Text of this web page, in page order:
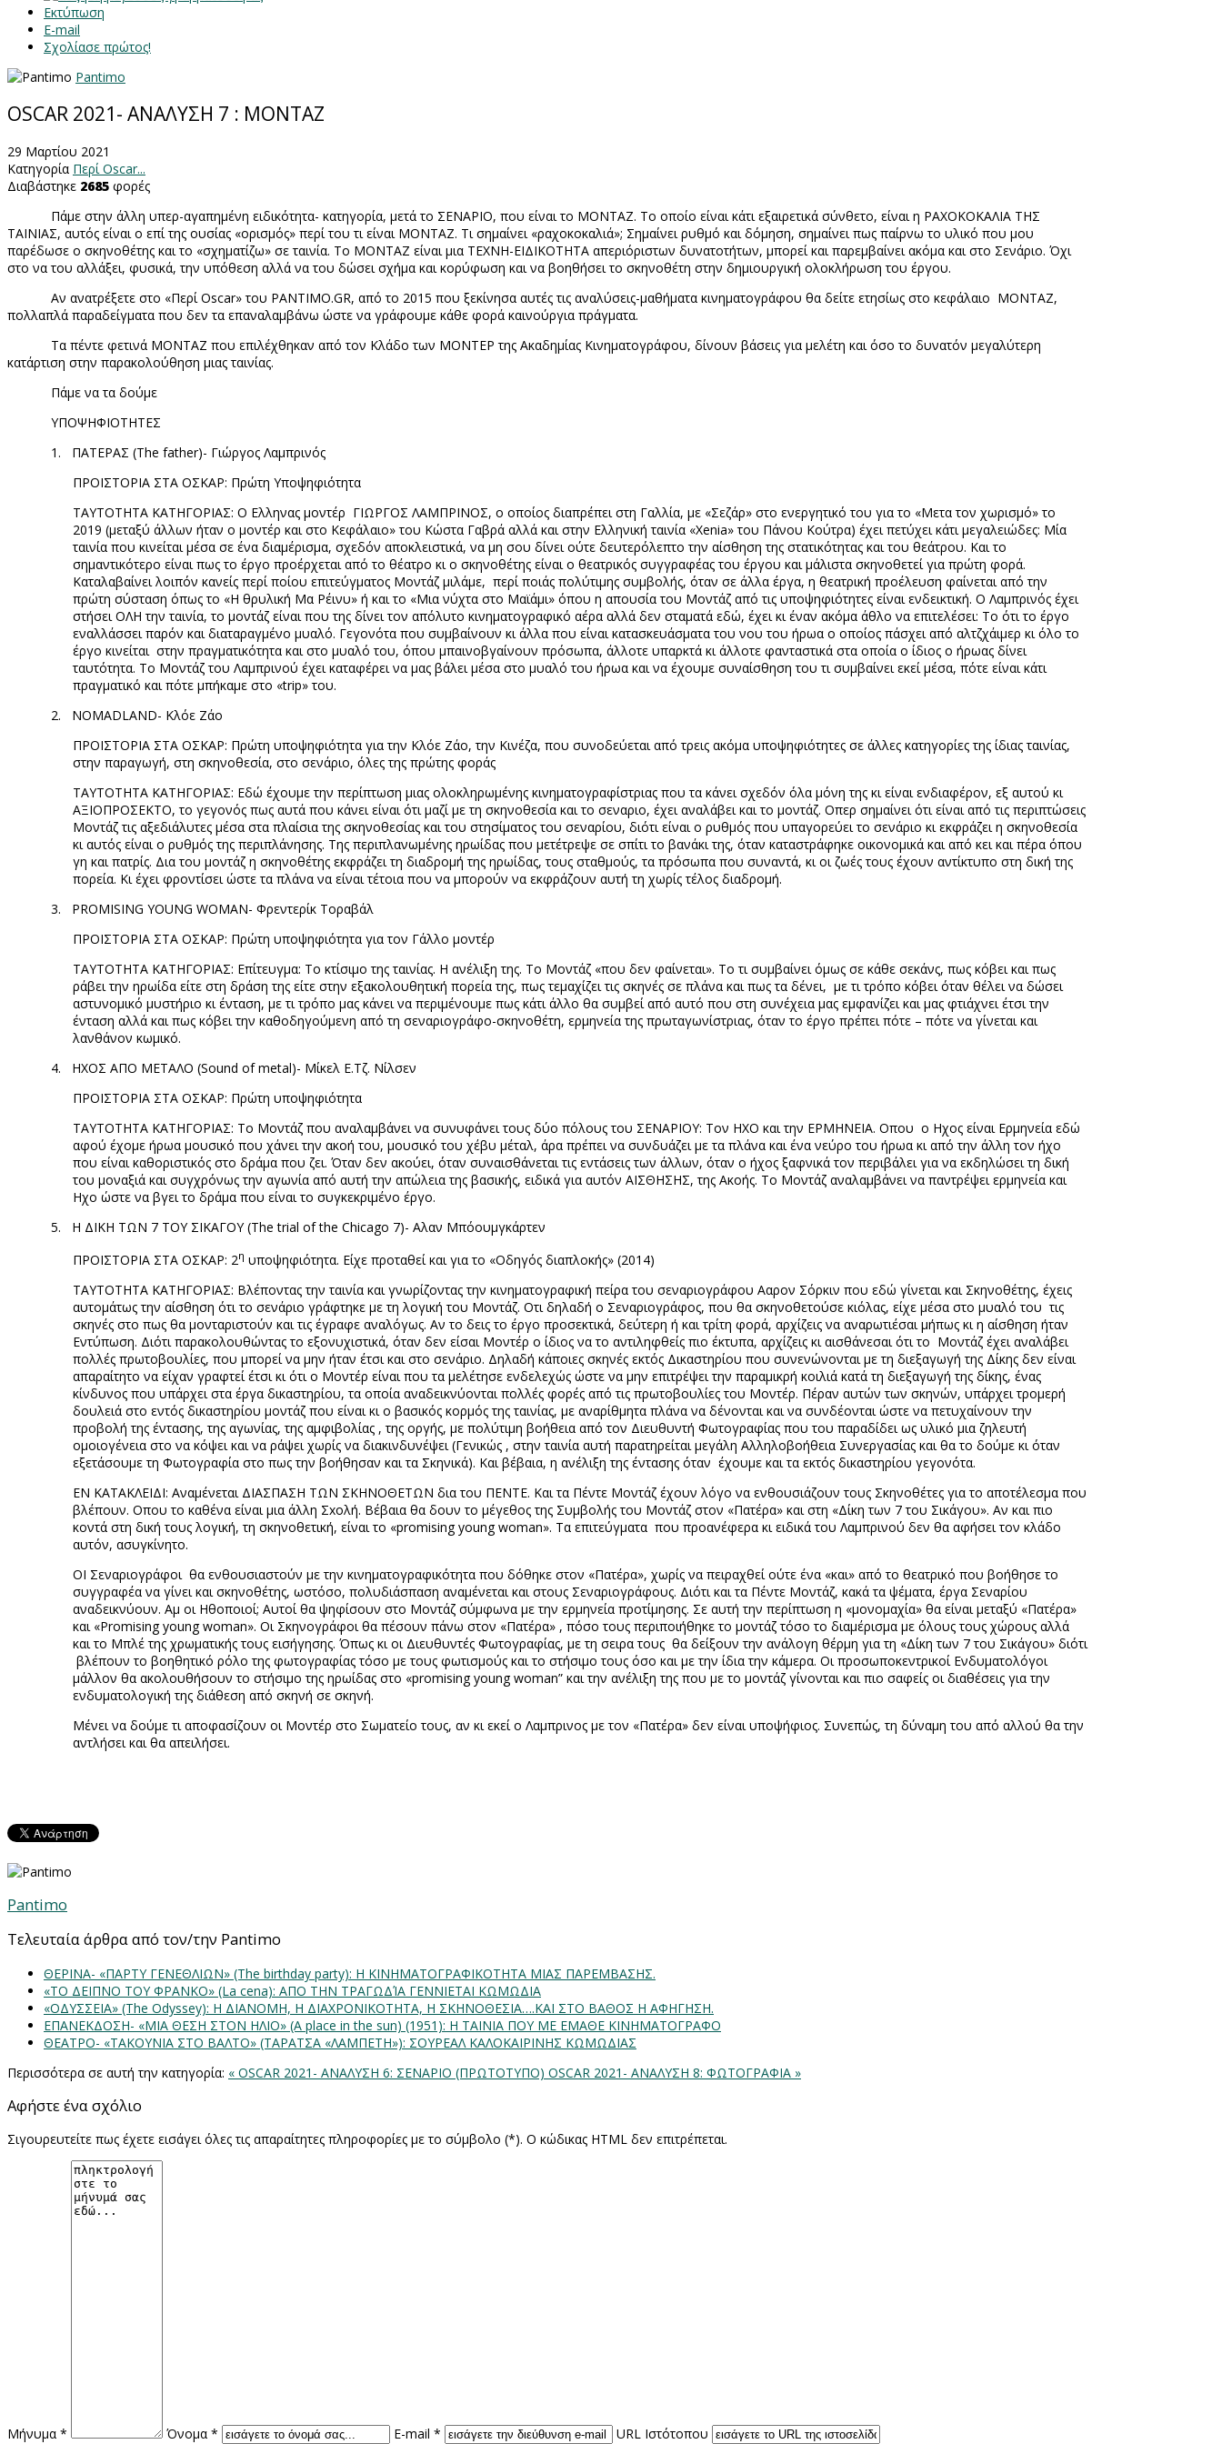
Εκτύπωση
E-mail
Σχολίασε πρώτος!
Pantimo
OSCAR 2021- ΑΝΑΛΥΣΗ 7 : ΜΟΝΤΑΖ
29 Μαρτίου 2021
Κατηγορία Περί Oscar...
Διαβάστηκε 2685 φορές
Πάμε στην άλλη υπερ-αγαπημένη ειδικότητα- κατηγορία, μετά το ΣΕΝΑΡΙΟ, που είναι το ΜΟΝΤΑΖ. Το οποίο είναι κάτι εξαιρετικά σύνθετο, είναι η ΡΑΧΟΚΟΚΑΛΙΑ ΤΗΣ
ΤΑΙΝΙΑΣ, αυτός είναι ο επί της ουσίας «ορισμός» περί του τι είναι ΜΟΝΤΑΖ. Τι σημαίνει «ραχοκοκαλιά»; Σημαίνει ρυθμό και δόμηση, σημαίνει πως παίρνω το υλικό που μου
παρέδωσε ο σκηνοθέτης και το «σχηματίζω» σε ταινία. Το ΜΟΝΤΑΖ είναι μια ΤΕΧΝΗ-ΕΙΔΙΚΟΤΗΤΑ απεριόριστων δυνατοτήτων, μπορεί και παρεμβαίνει ακόμα και στο Σενάριο. Όχι
στο να του αλλάξει, φυσικά, την υπόθεση αλλά να του δώσει σχήμα και κορύφωση και να βοηθήσει το σκηνοθέτη στην δημιουργική ολοκλήρωση του έργου.
Αν ανατρέξετε στο «ΠερίOscar» του PANTIMO.GR, από το 2015 που ξεκίνησα αυτές τις αναλύσεις-μαθήματα κινηματογράφου θα δείτε ετησίως στο κεφάλαιο ΜΟΝΤΑΖ,
πολλαπλά παραδείγματα που δεν τα επαναλαμβάνω ώστε να γράφουμε κάθε φορά καινούργια πράγματα.
Τα πέντε φετινά ΜΟΝΤΑΖ που επιλέχθηκαν από τον Κλάδο των ΜΟΝΤΕΡ της Ακαδημίας Κινηματογράφου, δίνουν βάσεις για μελέτη και όσο το δυνατόν μεγαλύτερη
κατάρτιση στην παρακολούθηση μιας ταινίας.
Πάμε να τα δούμε
ΥΠΟΨΗΦΙΟΤΗΤΕΣ
1.
ΠΑΤΕΡΑΣ (The father)- Γιώργος Λαμπρινός
ΠΡΟΪΣΤΟΡΙΑ ΣΤΑ ΟΣΚΑΡ: Πρώτη Υποψηφιότητα
TAYTOTHTA ΚΑΤΗΓΟΡΙΑΣ: Ο Ελληνας μοντέρ ΓΙΩΡΓΟΣ ΛΑΜΠΡΙΝΟΣ, ο οποίος διαπρέπει στη Γαλλία, με «Σεζάρ» στο ενεργητικό του για το «Μετα τον χωρισμό» το
2019 (μεταξύ άλλων ήταν ο μοντέρ και στο Κεφάλαιο» του Κώστα Γαβρά αλλά και στην Ελληνική ταινία «Xenia» του Πάνου Κούτρα) έχει πετύχει κάτι μεγαλειώδες: Μία
ταινία που κινείται μέσα σε ένα διαμέρισμα, σχεδόν αποκλειστικά, να μη σου δίνει ούτε δευτερόλεπτο την αίσθηση της στατικότητας και του θεάτρου. Και το
σημαντικότερο είναι πως το έργο προέρχεται από το θέατρο κι ο σκηνοθέτης είναι ο θεατρικός συγγραφέας του έργου και μάλιστα σκηνοθετεί για πρώτη φορά.
Καταλαβαίνει λοιπόν κανείς περί ποίου επιτεύγματος Μοντάζ μιλάμε, περί ποιάς πολύτιμης συμβολής, όταν σε άλλα έργα, η θεατρική προέλευση φαίνεται από την
πρώτη σύσταση όπως το «Η θρυλική Μα Ρέινυ» ή και το «Μια νύχτα στο Μαϊάμι» όπου η απουσία του Μοντάζ από τις υποψηφιότητες είναι ενδεικτική. Ο Λαμπρινός έχει
στήσει ΟΛΗ την ταινία, το μοντάζ είναι που της δίνει τον απόλυτο κινηματογραφικό αέρα αλλά δεν σταματά εδώ, έχει κι έναν ακόμα άθλο να επιτελέσει: Το ότι το έργο
εναλλάσσει παρόν και διαταραγμένο μυαλό. Γεγονότα που συμβαίνουν κι άλλα που είναι κατασκευάσματα του νου του ήρωα ο οποίος πάσχει από αλτζχάιμερ κι όλο το
έργο κινείται στην πραγματικότητα και στο μυαλό του, όπου μπαινοβγαίνουν πρόσωπα, άλλοτε υπαρκτά κι άλλοτε φανταστικά στα οποία ο ίδιος ο ήρωας δίνει
ταυτότητα. Το Μοντάζ του Λαμπρινού έχει καταφέρει να μας βάλει μέσα στο μυαλό του ήρωα και να έχουμε συναίσθηση του τι συμβαίνει εκεί μέσα, πότε είναι κάτι
πραγματικό και πότε μπήκαμε στο «trip» του.
2.
NOMADLAND- Κλόε Ζάο
ΠΡΟΙΣΤΟΡΙΑ ΣΤΑ ΟΣΚΑΡ: Πρώτη υποψηφιότητα για την Κλόε Ζάο, την Κινέζα, που συνοδεύεται από τρεις ακόμα υποψηφιότητες σε άλλες κατηγορίες της ίδιας ταινίας,
στην παραγωγή, στη σκηνοθεσία, στο σενάριο, όλες της πρώτης φοράς
ΤΑΥΤΟΤΗΤΑ ΚΑΤΗΓΟΡΙΑΣ: Εδώ έχουμε την περίπτωση μιας ολοκληρωμένης κινηματογραφίστριας που τα κάνει σχεδόν όλα μόνη της κι είναι ενδιαφέρον, εξ αυτού κι
ΑΞΙΟΠΡΟΣΕΚΤΟ, το γεγονός πως αυτά που κάνει είναι ότι μαζί με τη σκηνοθεσία και το σεναριο, έχει αναλάβει και το μοντάζ. Οπερ σημαίνει ότι είναι από τις περιπτώσεις
Μοντάζ τις αξεδιάλυτες μέσα στα πλαίσια της σκηνοθεσίας και του στησίματος του σεναρίου, διότι είναι ο ρυθμός που υπαγορεύει το σενάριο κι εκφράζει η σκηνοθεσία
κι αυτός είναι ο ρυθμός της περιπλάνησης. Της περιπλανωμένης ηρωίδας που μετέτρεψε σε σπίτι το βανάκι της, όταν καταστράφηκε οικονομικά και από κει και πέρα όπου
γη και πατρίς. Δια του μοντάζ η σκηνοθέτης εκφράζει τη διαδρομή της ηρωίδας, τους σταθμούς, τα πρόσωπα που συναντά, κι οι ζωές τους έχουν αντίκτυπο στη δική της
πορεία. Κι έχει φροντίσει ώστε τα πλάνα να είναι τέτοια που να μπορούν να εκφράζουν αυτή τη χωρίς τέλος διαδρομή.
3.
PROMISING YOUNG WOMAN- Φρεντερίκ Τοραβάλ
ΠΡΟΪΣΤΟΡΙΑ ΣΤΑ ΟΣΚΑΡ: Πρώτη υποψηφιότητα για τον Γάλλο μοντέρ
ΤΑΥΤΟΤΗΤΑ ΚΑΤΗΓΟΡΙΑΣ: Επίτευγμα: Το κτίσιμο της ταινίας. Η ανέλιξη της. Το Μοντάζ «που δεν φαίνεται». Το τι συμβαίνει όμως σε κάθε σεκάνς, πως κόβει και πως
ράβει την ηρωίδα είτε στη δράση της είτε στην εξακολουθητική πορεία της, πως τεμαχίζει τις σκηνές σε πλάνα και πως τα δένει, με τι τρόπο κόβει όταν θέλει να δώσει
αστυνομικό μυστήριο κι ένταση, με τι τρόπο μας κάνει να περιμένουμε πως κάτι άλλο θα συμβεί από αυτό που στη συνέχεια μας εμφανίζει και μας φτιάχνει έτσι την
ένταση αλλά και πως κόβει την καθοδηγούμενη από τη σεναριογράφο-σκηνοθέτη, ερμηνεία της πρωταγωνίστριας, όταν το έργο πρέπει πότε – πότε να γίνεται και
λανθάνον κωμικό.
4.
ΗΧΟΣ ΑΠΟ ΜΕΤΑΛΟ (Sound of metal)- Μίκελ Ε.Τζ. Νίλσεν
ΠΡΟΪΣΤΟΡΙΑ ΣΤΑ ΟΣΚΑΡ: Πρώτη υποψηφιότητα
ΤΑΥΤΟΤΗΤΑ ΚΑΤΗΓΟΡΙΑΣ: Το Μοντάζ που αναλαμβάνει να συνυφάνει τους δύο πόλους του ΣΕΝΑΡΙΟΥ: Τον ΗΧΟ και την ΕΡΜΗΝΕΙΑ. Οπου ο Ηχος είναι Ερμηνεία εδώ
αφού έχομε ήρωα μουσικό που χάνει την ακοή του, μουσικό του χέβυ μέταλ, άρα πρέπει να συνδυάζει με τα πλάνα και ένα νεύρο του ήρωα κι από την άλλη τον ήχο
που είναι καθοριστικός στο δράμα που ζει. Όταν δεν ακούει, όταν συναισθάνεται τις εντάσεις των άλλων, όταν ο ήχος ξαφνικά τον περιβάλει για να εκδηλώσει τη δική
του μοναξιά και συγχρόνως την αγωνία από αυτή την απώλεια της βασικής, ειδικά για αυτόν ΑΙΣΘΗΣΗΣ, της Ακοής. Το Μοντάζ αναλαμβάνει να παντρέψει ερμηνεία και
Ηχο ώστε να βγει το δράμα που είναι το συγκεκριμένο έργο.
5.
Η ΔΙΚΗ ΤΩΝ 7 ΤΟΥ ΣΙΚΑΓΟΥ (The trial of the Chicago 7)- Αλαν Μπόουμγκάρτεν
ΠΡΟΪΣΤΟΡΙΑ ΣΤΑ ΟΣΚΑΡ: 2η υποψηφιότητα. Είχε προταθεί και για το «Οδηγός διαπλοκής» (2014)
ΤΑΥΤΟΤΗΤΑ ΚΑΤΗΓΟΡΙΑΣ: Βλέποντας την ταινία και γνωρίζοντας την κινηματογραφική πείρα του σεναριογράφου Ααρον Σόρκιν που εδώ γίνεται και Σκηνοθέτης, έχεις
αυτομάτως την αίσθηση ότι το σενάριο γράφτηκε με τη λογική του Μοντάζ. Οτι δηλαδή ο Σεναριογράφος, που θα σκηνοθετούσε κιόλας, είχε μέσα στο μυαλό του τις
σκηνές στο πως θα μονταριστούν και τις έγραφε αναλόγως. Αν το δεις το έργο προσεκτικά, δεύτερη ή και τρίτη φορά, αρχίζεις να αναρωτιέσαι μήπως κι η αίσθηση ήταν
Εντύπωση. Διότι παρακολουθώντας το εξονυχιστικά, όταν δεν είσαι Μοντέρ ο ίδιος να το αντιληφθείς πιο έκτυπα, αρχίζεις κι αισθάνεσαι ότι το Μοντάζ έχει αναλάβει
πολλές πρωτοβουλίες, που μπορεί να μην ήταν έτσι και στο σενάριο. Δηλαδή κάποιες σκηνές εκτός Δικαστηρίου που συνενώνονται με τη διεξαγωγή της Δίκης δεν είναι
απαραίτητο να είχαν γραφτεί έτσι κι ότι ο Μοντέρ είναι που τα μελέτησε ενδελεχώς ώστε να μην επιτρέψει την παραμικρή κοιλιά κατά τη διεξαγωγή της δίκης, ένας
κίνδυνος που υπάρχει στα έργα δικαστηρίου, τα οποία αναδεικνύονται πολλές φορές από τις πρωτοβουλίες του Μοντέρ. Πέραν αυτών των σκηνών, υπάρχει τρομερή
δουλειά στο εντός δικαστηρίου μοντάζ που είναι κι ο βασικός κορμός της ταινίας, με αναρίθμητα πλάνα να δένονται και να συνδέονται ώστε να πετυχαίνουν την
προβολή της έντασης, της αγωνίας, της αμφιβολίας , της οργής, με πολύτιμη βοήθεια από τον Διευθυντή Φωτογραφίας που του παραδίδει ως υλικό μια ζηλευτή
ομοιογένεια στο να κόψει και να ράψει χωρίς να διακινδυνέψει (Γενικώς , στην ταινία αυτή παρατηρείται μεγάλη Αλληλοβοήθεια Συνεργασίας και θα το δούμε κι όταν
εξετάσουμε τη Φωτογραφία στο πως την βοήθησαν και τα Σκηνικά). Και βέβαια, η ανέλιξη της έντασης όταν έχουμε και τα εκτός δικαστηρίου γεγονότα.
ΕΝ ΚΑΤΑΚΛΕΙΔΙ: Αναμένεται ΔΙΑΣΠΑΣΗ ΤΩΝ ΣΚΗΝΟΘΕΤΩΝ δια του ΠΕΝΤΕ. Και τα Πέντε Μοντάζ έχουν λόγο να ενθουσιάζουν τους Σκηνοθέτες για το αποτέλεσμα που
βλέπουν. Οπου το καθένα είναι μια άλλη Σxoλή. Βέβαια θα δουν το μέγεθος της Συμβολής του Μοντάζ στον «Πατέρα» και στη «Δίκη των 7 του Σικάγου». Αν και πιο
κοντά στη δική τους λογική, τη σκηνοθετική, είναι το «promising young woman». Τα επιτεύγματα που προανέφερα κι ειδικά του Λαμπρινού δεν θα αφήσει τον κλάδο
αυτόν, ασυγκίνητο.
ΟΙ Σεναριογράφοι θα ενθουσιαστούν με την κινηματογραφικότητα που δόθηκε στον «Πατέρα», χωρίς να πειραχθεί ούτε ένα «και» από το θεατρικό που βοήθησε το
συγγραφέα να γίνει και σκηνοθέτης, ωστόσο, πολυδιάσπαση αναμένεται και στους Σεναριογράφους. Διότι και τα Πέντε Μοντάζ, κακά τα ψέματα, έργα Σεναρίου
αναδεικνύουν. Αμ οι Ηθοποιοί; Αυτοί θα ψηφίσουν στο Μοντάζ σύμφωνα με την ερμηνεία προτίμησης. Σε αυτή την περίπτωση η «μονομαχία» θα είναι μεταξύ «Πατέρα»
και «Promising young woman». Οι Σκηνογράφοι θα πέσουν πάνω στον «Πατέρα» , πόσο τους περιποιήθηκε το μοντάζ τόσο το διαμέρισμα με όλους τους χώρους αλλά
και το Μπλέ της χρωματικής τους εισήγησης. Όπως κι οι Διευθυντές Φωτογραφίας, με τη σειρα τους θα δείξουν την ανάλογη θέρμη για τη «Δίκη των 7 του Σικάγου» διότι
βλέπουν το βοηθητικό ρόλο της φωτογραφίας τόσο με τους φωτισμούς και το στήσιμο τους όσο και με την ίδια την κάμερα. Οι προσωποκεντρικοί Ενδυματολόγοι
μάλλον θα ακολουθήσουν το στήσιμο της ηρωίδας στο «promising yοung woman” και την ανέλιξη της που με το μοντάζ γίνονται και πιο σαφείς οι διαθέσεις για την
ενδυματολογική της διάθεση από σκηνή σε σκηνή.
Μένει να δούμε τι αποφασίζουν οι Μοντέρ στο Σωματείο τους, αν κι εκεί ο Λαμπρινος με τον «Πατέρα» δεν είναι υποψήφιος. Συνεπώς, τη δύναμη του από αλλού θα την
αντλήσει και θα απειλήσει.
Pantimo
Τελευταία άρθρα από τον/την Pantimo
ΘΕΡΙΝΑ- «ΠΑΡΤΥ ΓΕΝΕΘΛΙΩΝ» (The birthday party): H KINHMATOΓΡΑΦΙΚΟΤΗΤΑ ΜΙΑΣ ΠΑΡΕΜΒΑΣΗΣ.
«ΤΟ ΔΕΙΠΝΟ ΤΟΥ ΦΡΑΝΚΟ» (La cena): ΑΠΟ ΤΗΝ ΤΡΑΓΩΔΊΑ ΓΕΝΝΙΕΤΑΙ ΚΩΜΩΔΙΑ
«ΟΔΥΣΣΕΙΑ» (The Odyssey): Η ΔΙΑΝΟΜΗ, Η ΔΙΑΧΡΟΝΙΚΟΤΗΤΑ, Η ΣΚΗΝΟΘΕΣΙΑ….ΚΑΙ ΣΤΟ ΒΑΘΟΣ Η ΑΦΗΓΗΣΗ.
ΕΠΑΝΕΚΔΟΣΗ- «ΜΙΑ ΘΕΣΗ ΣΤΟΝ ΗΛΙΟ» (Α place in the sun) (1951): Η ΤΑΙΝΙΑ ΠΟΥ ΜΕ ΕΜΑΘΕ ΚΙΝΗΜΑΤΟΓΡΑΦΟ
ΘΕΑΤΡΟ- «ΤΑΚΟΥΝΙΑ ΣΤΟ ΒΑΛΤΟ» (ΤΑΡΑΤΣΑ «ΛΑΜΠΕΤΗ»): ΣΟΥΡΕΑΛ ΚΑΛΟΚΑΙΡΙΝΗΣ ΚΩΜΩΔΙΑΣ
Περισσότερα σε αυτή την κατηγορία: « OSCAR 2021- ΑΝΑΛΥΣΗ 6: ΣΕΝΑΡΙΟ (ΠΡΩΤΟΤΥΠΟ) OSCAR 2021- ΑΝΑΛΥΣΗ 8: ΦΩΤΟΓΡΑΦΙΑ »
Αφήστε ένα σχόλιο
Σιγουρευτείτε πως έχετε εισάγει όλες τις απαραίτητες πληροφορίες με το σύμβολο (*). Ο κώδικας HTML δεν επιτρέπεται.
Μήνυμα * Όνομα * E-mail * URL Ιστότοπου